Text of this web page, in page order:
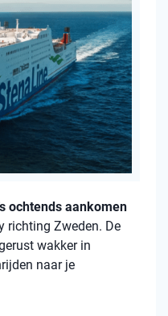
ochtends aankomen
richting Zweden. De
wakker in
naar je